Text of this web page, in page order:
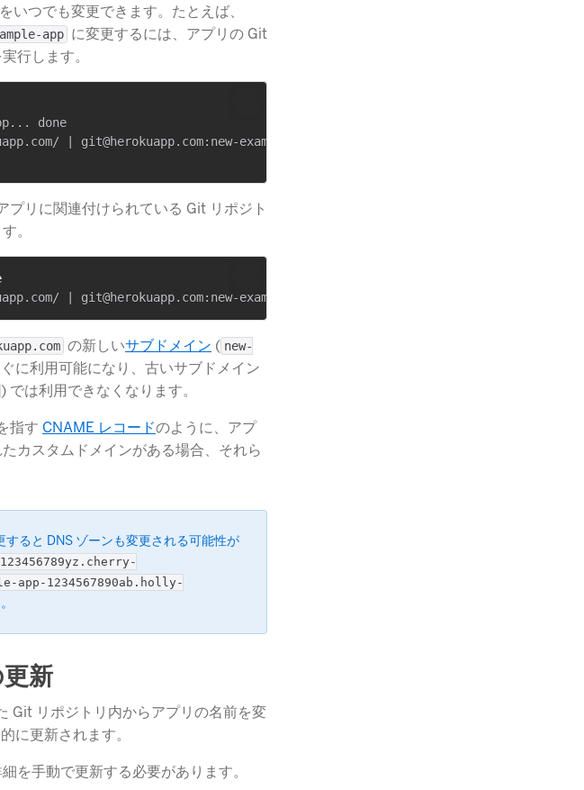
いつでも変更できます。たとえば、
app ​ に変更するには、アプリの Git
行します。
done
| git@herokuapp.com:new-example-app.git
プリに関連付けられている Git リポジト
。
​ の新しいサブドメイン ​ ( new-
に利用可能になり、古いサブドメイン
​) では利用できなくなります。
指す CNAME レコード​のように、アプ
カスタムドメインがある場合、それら
ると DNS ゾーンも変更される可能性が
app-1234567890ab.holly-
新
Git リポジトリ内からアプリの名前を変
に更新されます。
を手動で更新する必要があります。